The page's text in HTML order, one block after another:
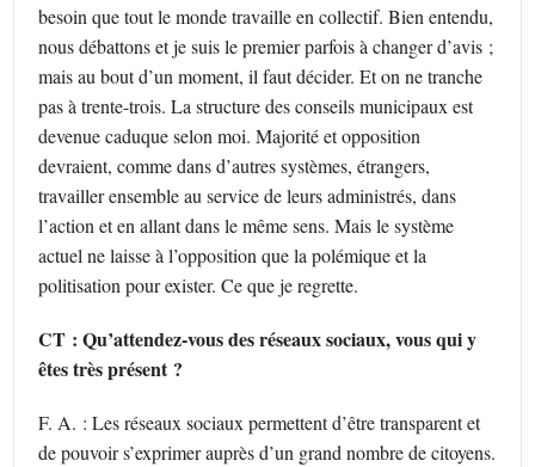
besoin que tout le monde travaille en collectif. Bien entendu,
nous débattons et je suis le premier parfois à changer d’avis ;
mais au bout d’un moment, il faut décider. Et on ne tranche
pas à trente-trois. La structure des conseils municipaux est
devenue caduque selon moi. Majorité et opposition
devraient, comme dans d’autres systèmes, étrangers,
travailler ensemble au service de leurs administrés, dans
l’action et en allant dans le même sens. Mais le système
actuel ne laisse à l’opposition que la polémique et la
politisation pour exister. Ce que je regrette.
CT : Qu’attendez-vous des réseaux sociaux, vous qui y
êtes très présent ?
F. A. : Les réseaux sociaux permettent d’être transparent et
de pouvoir s’exprimer auprès d’un grand nombre de citoyens.